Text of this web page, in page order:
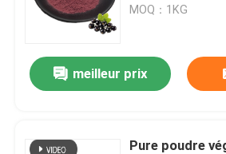
MOQ：1KG
meilleur prix
Pure poudre